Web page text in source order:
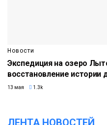
Новости
Экспедиция на озеро
восстановление истории
13 мая 1.3k
ЛЕНТА НОВОСТЕЙ